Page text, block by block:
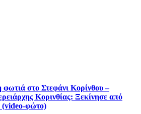
στο Στεφάνι Κορίνθου –
Κορινθίας: Ξεκίνησε από
(video-φώτο)